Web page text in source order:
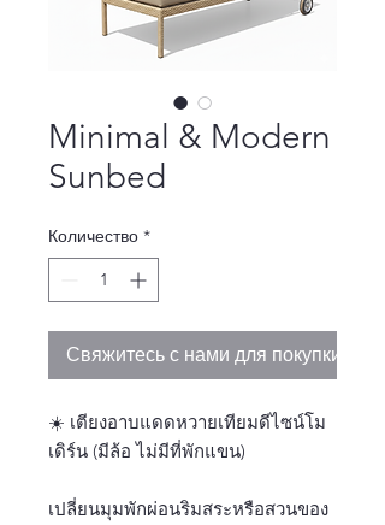
Minimal & Modern
Sunbed
Количество *
Свяжитесь с нами для покупки
☀️ เตียงอาบแดดหวายเทียมดีไซน์โม
เดิร์น (มีล้อ ไม่มีที่พักแขน)
เปลี่ยนมุมพักผ่อนริมสระหรือสวนของ